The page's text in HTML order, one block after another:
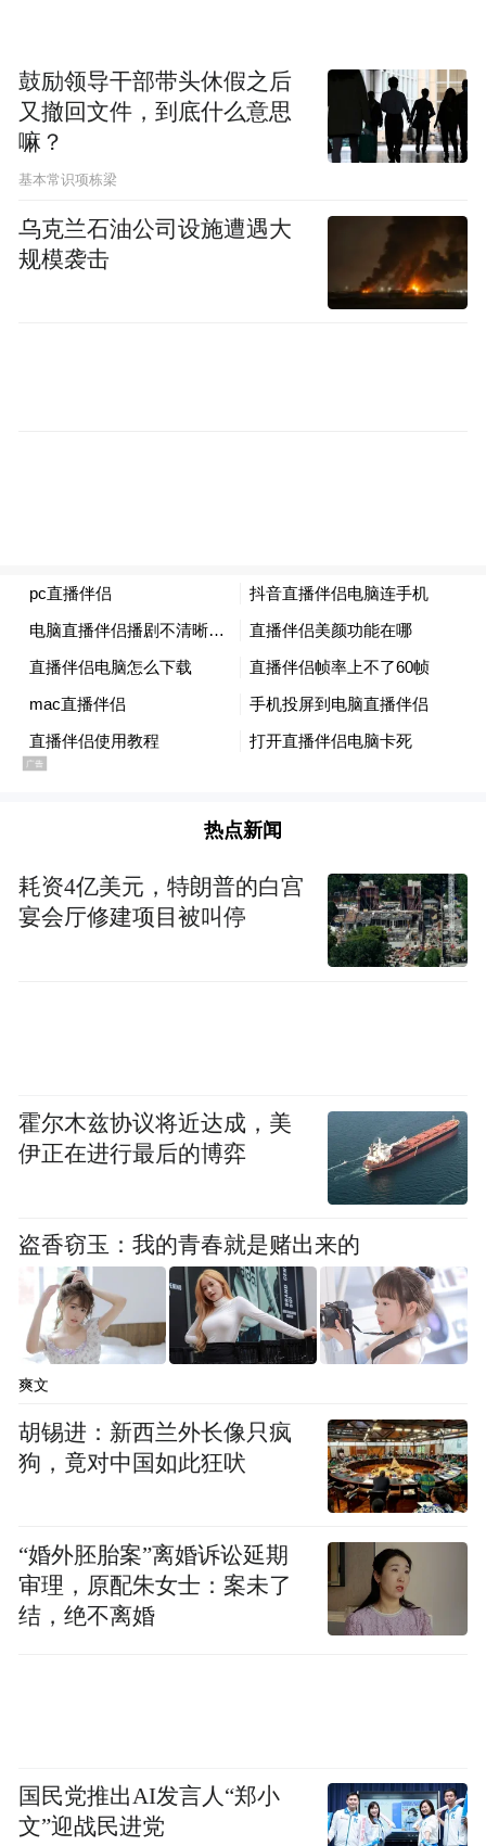
每个学生找到了属于自己的学习节奏。渐渐
地，孩子们眼中闪烁起对科学的好奇与热
情，班级物理成绩显著提升，主动学习蔚然
成风。
“援疆不是单向付出，更是双向成长。”在繁
重教学之余，葛老师主动承担“传帮带”责
任，与木尼然、张克孝两位青年教师结为师
徒。他倾囊相授，从备课到评课，从教学设
木尼然在库车市优质课评比中斩获佳绩，张
着我前行的方向。”这份师徒情，已成为教育
离家万里，牵挂深深，但葛老师始终将最饱
满的热情留给课堂。一年半时光，他用汗水
浇灌边疆教育之花，用真诚点亮学子科学梦
想。正如他所言：“500多个日日夜夜，汇成
一段浓得化不开的援疆情。”
杜灵军
援疆任职：库车二中化学教师
鼓励领导干部带头休假之后
又撤回文件，到底什么意思
嘛？
基本常识项栋梁
乌克兰石油公司设施遭遇大
规模袭击
热点新闻
耗资4亿美元，特朗普的白宫
宴会厅修建项目被叫停
霍尔木兹协议将近达成，美
伊正在进行最后的博弈
盗香窃玉：我的青春就是赌出来的
爽文
胡锡进：新西兰外长像只疯
狗，竟对中国如此狂吠
“婚外胚胎案”离婚诉讼延期
审理，原配朱女士：案未了
结，绝不离婚
国民党推出AI发言人“郑小
文”迎战民进党